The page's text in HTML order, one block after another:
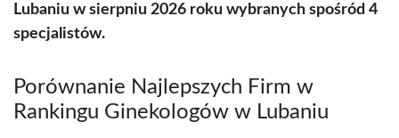
Lubaniu w sierpniu 2026 roku wybranych spośród 4
specjalistów.
Porównanie Najlepszych Firm w
Rankingu Ginekologów w Lubaniu